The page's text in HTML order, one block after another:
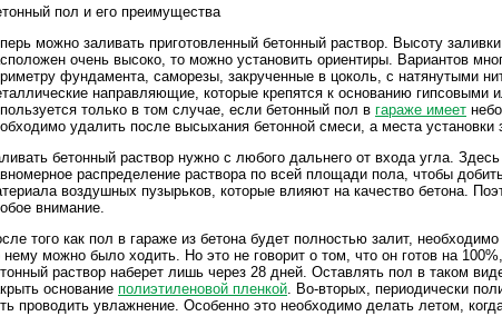
пол и его преимущества
можно заливать приготовленный бетонный раствор. Высоту
очень высоко, то можно установить ориентиры. Вариантов
фундамента, саморезы, закрученные в цоколь, с натянутыми
направляющие, которые крепятся к основанию гипсовыми
только в том случае, если бетонный пол в гараже имеет
удалить после высыхания бетонной смеси, а места установки
бетонный раствор нужно с любого дальнего от входа угла.
распределение раствора по всей площади пола, чтобы
воздушных пузырьков, которые влияют на качество бетона.
внимание.
того как пол в гараже из бетона будет полностью залит,
нему можно было ходить. Но это не говорит о том, что он готов на
раствор наберет лишь через 28 дней. Оставлять пол в таком
основание полиэтиленовой пленкой . Во-вторых, периодически
проводить увлажнение. Особенно это необходимо делать летом,